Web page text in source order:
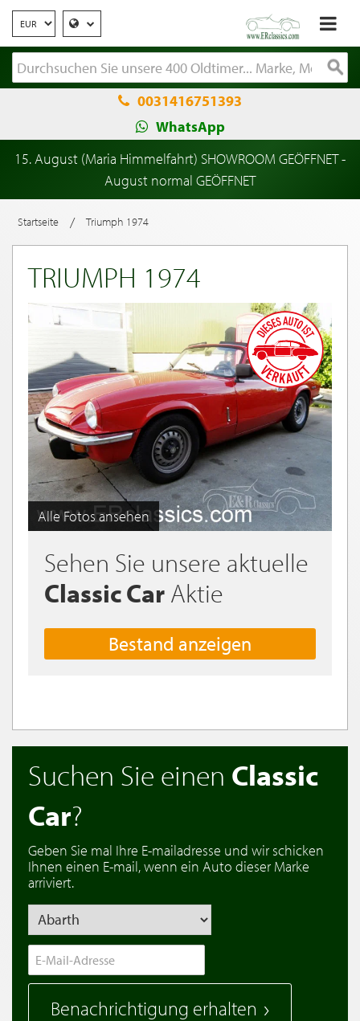
0031416751393
WhatsApp
15. August (Maria Himmelfahrt) SHOWROOM GEÖFFNET -
August normal GEÖFFNET
Startseite / Triumph 1974
TRIUMPH 1974
Alle Fotos ansehen
Sehen Sie unsere aktuelle
Classic Car Aktie
Bestand anzeigen
Suchen Sie einen Classic
Car?
Geben Sie mal Ihre E-mailadresse und wir schicken
Ihnen einen E-mail, wenn ein Auto dieser Marke
arriviert.
Benachrichtigung erhalten